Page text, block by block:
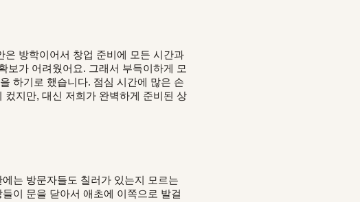
방학이어서 창업 준비에 모든 시간과
보가 어려웠어요. 그래서 부득이하게 모
하기로 했습니다. 점심 시간에 많은 손
지만, 대신 저희가 완벽하게 준비된 상
는 방문자들도 칠러가 있는지 모르는
이 문을 닫아서 애초에 이쪽으로 발걸